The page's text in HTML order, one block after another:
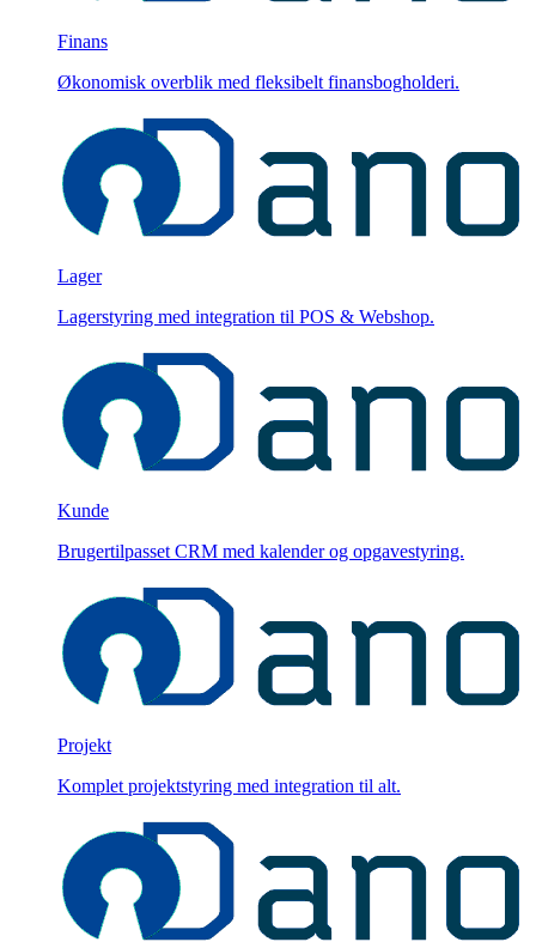
Finans
Økonomisk overblik med fleksibelt finansbogholderi.
Lager
Lagerstyring med integration til POS & Webshop.
Kunde
Brugertilpasset CRM med kalender og opgavestyring.
Projekt
Komplet projektstyring med integration til alt.